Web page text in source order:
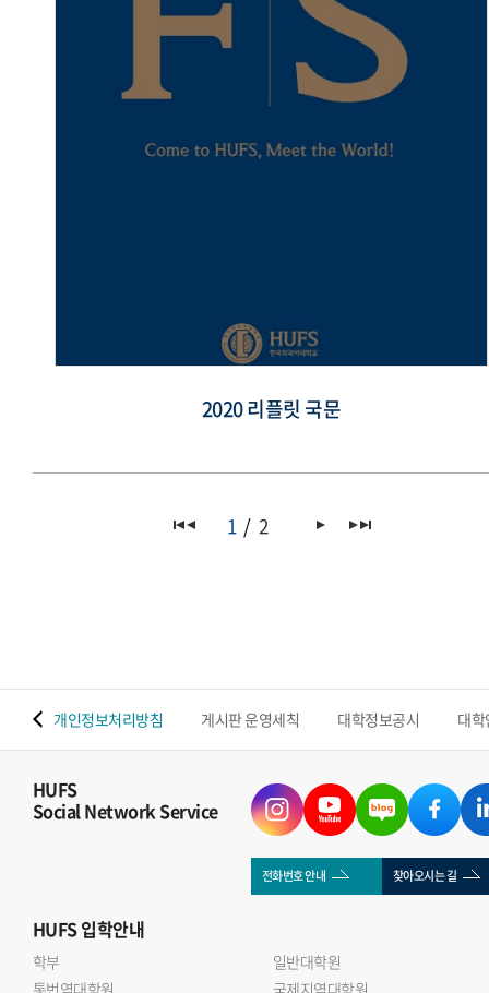
2020 리플릿 국문
1 2
개인정보처리방침 게시판 운영세칙 대학정보공시 대
HUFS
Social Network Service
전화번호 안내 찾아오시는 길
HUFS입학안내
학부
일반대학원
통번역대학원
국제지역대학원